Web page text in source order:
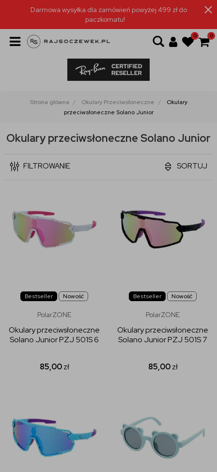
Darmowa wysyłka dla zamówień powyżej 499 zł do
paczkomatu!
0 0
Strona główna Okulary Przeciwsłoneczne
Okulary
przeciwsłoneczne Solano Junior
Okulary przeciwsłoneczne Solano Junior
FILTROWANIE SORTUJ
Bestseller Nowość
PolarZONE
Okulary przeciwsłoneczne
Solano Junior PZJ 501S 6
85,00zł
Bestseller Nowość
PolarZONE
Okulary przeciwsłoneczne
Solano Junior PZJ 501S 7
85,00zł